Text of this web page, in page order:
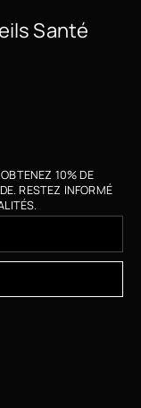
Santé
10% DE
RESTEZ INFORMÉ